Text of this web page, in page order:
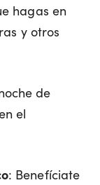
hagas en
y otros
de
el
: Benefíciate